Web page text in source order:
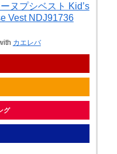
ヌプシベスト Kid’s
Vest NDJ91736
カエレバ
グ